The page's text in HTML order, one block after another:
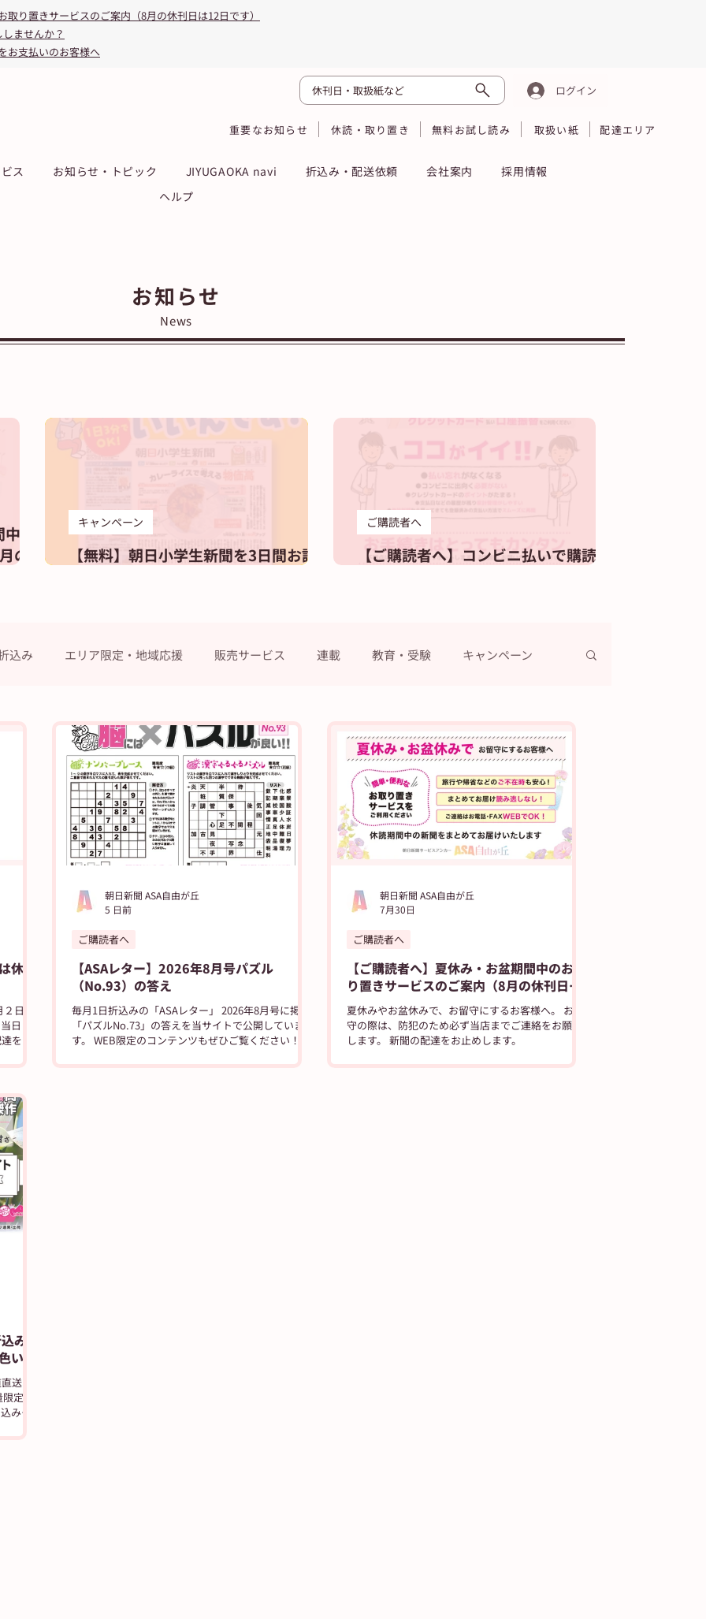
り置きサービスのご案内（8月の休刊日は12日です）
ませんか？
お支払いのお客様へ
休刊日・取扱紙など ログイン
重要なお知らせ 休読・取り置き 無料お試し読み 取扱い紙 配達エリア
ス お知らせ・トピック JIYUGAOKA navi 折込み・配送依頼 会社案内
採用情報
ヘルプ
お知らせ
News
の
の
【無料】朝日小学生新聞を3日間お試し
キャンペーン
【ご購読者へ】コンビニ払いで購読料
ご購読者へ
込み エリア限定・地域応援 販売サービス 連載 教育・受験 キャンペーン
高校野球
ま
日の
日
をお
【ASAレター】2026年8月号パズル
（No.93）の答え
毎月1日折込みの「ASAレター」 2026年8月号に掲載
「パズルNo.73」の答えを当サイトで公開していま
す。 WEB限定のコンテンツもぜひご覧ください！
ご購読者へ
朝日新聞 ASA自由が丘
5 日前
【ご購読者へ】夏休み・お盆期間中のお取
り置きサービスのご案内（8月の休刊日は
12日です）
夏休みやお盆休みで、お留守にするお客様へ。 お留
守の際は、防犯のため必ず当店までご連絡をお願い
します。 新聞の配達をお止めします。
ご購読者へ
朝日新聞 ASA自由が丘
7月30日
み
と
送と
定の
みく